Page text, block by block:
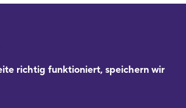
richtig funktioniert, speichern wir
6331
Programm